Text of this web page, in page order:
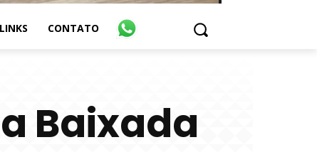
LINKS CONTATO
Baixada